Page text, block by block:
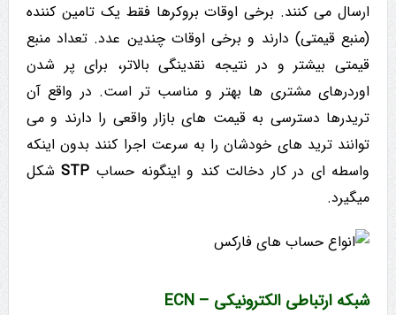
ارسال می کنند. برخی اوقات بروکرها فقط یک تامین کننده
(منبع قیمتی) دارند و برخی اوقات چندین عدد. تعداد منبع
قیمتی بیشتر و در نتیجه نقدینگی بالاتر، برای پر شدن
اوردرهای مشتری ها بهتر و مناسب تر است. در واقع آن
تریدرها دسترسی به قیمت های بازار واقعی را دارند و می
توانند ترید های خودشان را به سرعت اجرا کنند بدون اینکه
واسطه ای در کار دخالت کند و اینگونه حساب STPشکل
میگیرد.
شبکه ارتباطی الکترونیکی – ECN